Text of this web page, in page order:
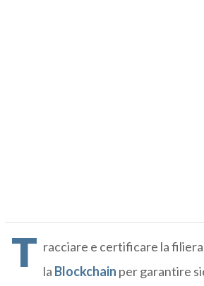
T racciare e certificare la
la Blockchain per garantire